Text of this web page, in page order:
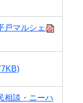
戸マルシェ
相談・ニーハ